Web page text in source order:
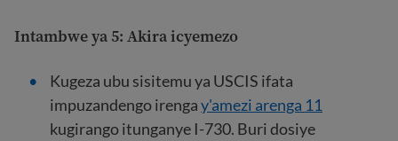
Intambwe ya 5: Akira icyemezo
Kugeza ubu sisitemu ya USCIS ifata
impuzandengo irengay'amezi arenga 11
kugirango itunganye I-730. Buri dosiye